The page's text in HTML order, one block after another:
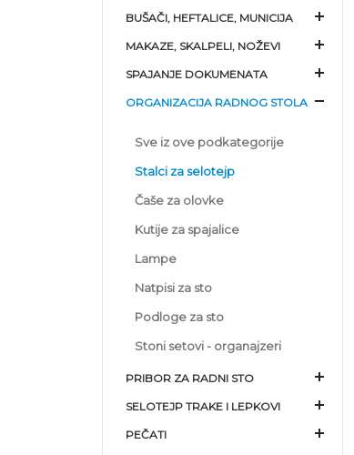
BUŠAČI, HEFTALICE, MUNICIJA
MAKAZE, SKALPELI, NOŽEVI
SPAJANJE DOKUMENATA
ORGANIZACIJA RADNOG STOLA
Sve iz ove podkategorije
Stalci za selotejp
Čaše za olovke
Kutije za spajalice
Lampe
Natpisi za sto
Podloge za sto
Stoni setovi - organajzeri
PRIBOR ZA RADNI STO
SELOTEJP TRAKE I LEPKOVI
PEČATI